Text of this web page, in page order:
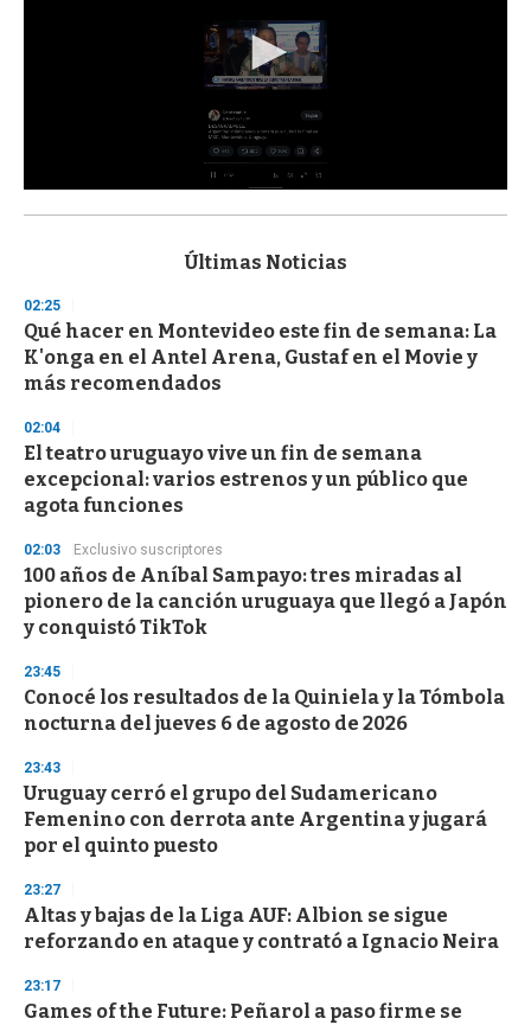
s
d
s
o
f
3
s
e
c
o
n
Últimas Noticias
02:25
Qué hacer en Montevideo este fin de semana: La
K'onga en el Antel Arena, Gustaf en el Movie y
más recomendados
02:04
El teatro uruguayo vive un fin de semana
excepcional: varios estrenos y un público que
agota funciones
02:03 Exclusivo suscriptores
100 años de Aníbal Sampayo: tres miradas al
pionero de la canción uruguaya que llegó a Japón
y conquistó TikTok
23:45
Conocé los resultados de la Quiniela y la Tómbola
nocturna del jueves 6 de agosto de 2026
23:43
Uruguay cerró el grupo del Sudamericano
Femenino con derrota ante Argentina y jugará
por el quinto puesto
23:27
Altas y bajas de la Liga AUF: Albion se sigue
reforzando en ataque y contrató a Ignacio Neira
23:17
Games of the Future: Peñarol a paso firme se